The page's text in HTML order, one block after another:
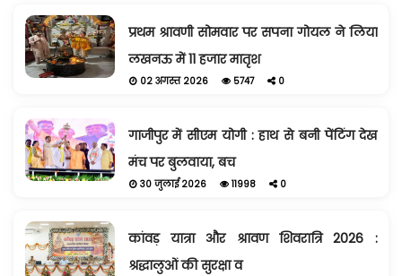
प्रथम श्रावणी सोमवार पर सपना गोयल ने लिया
लखनऊ में 11 हजार मातृश
02 अगस्त 2026 5747 0
गाजीपुर में सीएम योगी : हाथ से बनी पेंटिंग देख
मंच पर बुलवाया, बच
30 जुलाई 2026 11998 0
कांवड़ यात्रा और श्रावण शिवरात्रि 2026 :
श्रद्धालुओं की सुरक्षा व